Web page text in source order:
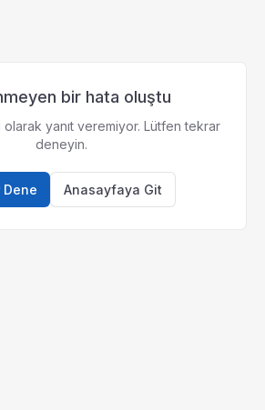
bir hata oluştu
yanıt veremiyor. Lütfen tekrar
deneyin.
Dene Anasayfaya Git